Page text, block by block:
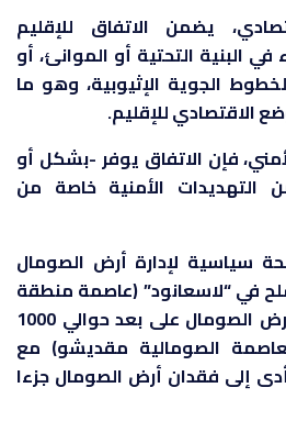
يضمن الاتفاق للإقليم
البنية التحتية أو الموانئ، أو
الجوية الإثيوبية، وهو ما
الاقتصادي للإقليم.
فإن الاتفاق يوفر -بشكل أو
التهديدات الأمنية خاصة من
سياسية لإدارة أرض الصومال
في “لاسعانود” (عاصمة منطقة
سول ، في جنوب شرق أرض الصومال على بعد حوالي 1000
الصومالية مقديشو) مع
إلى فقدان أرض الصومال جزءا